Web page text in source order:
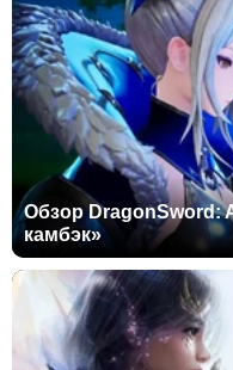
Обзор DragonSword:
камбэк»